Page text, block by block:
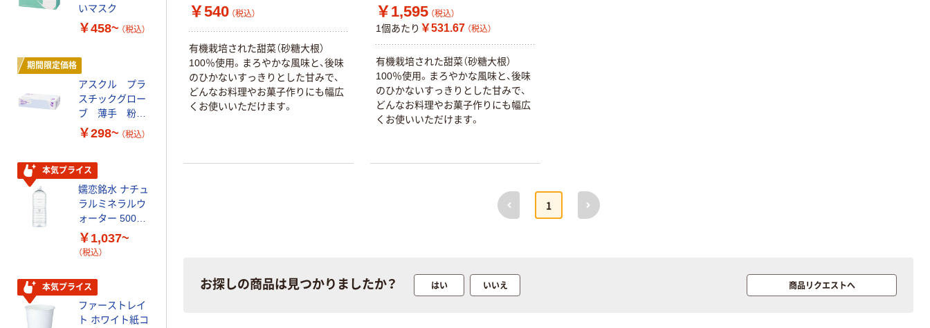
￥540 （税込）
有機栽培された甜菜（砂糖大根）
100％使用。まろやかな風味と、後味
のひかないすっきりとした甘みで、
どんなお料理やお菓子作りにも幅広
くお使いいただけます。
￥1,595 （税込）
1個あたり ￥531.67 （税込）
有機栽培された甜菜（砂糖大根）
100％使用。まろやかな風味と、後味
のひかないすっきりとした甘みで、
どんなお料理やお菓子作りにも幅広
くお使いいただけます。
前へ
1
次へ
お探しの商品は見つかりましたか？ はい いいえ 商品リクエストへ
いマスク
￥458~ （税込）
期間限定価格
アスクル プラ
スチックグロー
ブ 薄手 粉な
し（パウダーフ
￥298~ （税込）
本気プライス
嬬恋銘水 ナチュ
ラルミネラルウ
ォーター 500ml
キャップシール
付き／2Lラベル
￥1,037~
（税込）
本気プライス
ファーストレイ
ト ホワイト紙コ
ト ニトリルグ
ウダーフリー）
￥698~ （税込）
本気プライス
ペーパータオル
小判・シングル
再生紙 200枚
オリジナル
モカ 200組 5個
アスクル オリジ
ナルティッシュ
￥428~ （税込）
期間限定価格
アスクル プラ
ブ 薄手 粉な
嬬恋銘水 ナチュ
ラルミネラルウ
ォーター 500ml
本気プライス